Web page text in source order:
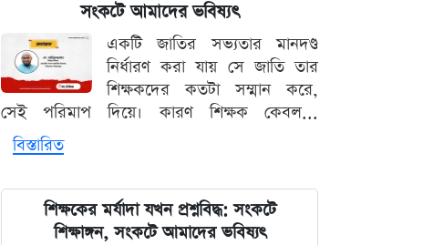
তুরস্ক-সৌদি-পাকিস্তান চুক্তি কি নতুন
সামরিক জোট? যা বললেন এরদোগান
ইরানকে যে শর্ত দিল যুক্তরাষ্ট্র, যেটা
প্রথম mRNA ফ্লু টিকা অনুমোদন, কারা
নিতে পারবেন
সংকটে আমাদের ভবিষ্যৎ
একটি জাতির সভ্যতার মানদণ্ড
নির্ধারণ করা যায় সে জাতি তার
শিক্ষকদের কতটা সম্মান করে,
সেই পরিমাপ দিয়ে। কারণ শিক্ষক কেবল...
বিস্তারিত
শিক্ষকের মর্যাদা যখন প্রশ্নবিদ্ধ: সংকটে
শিক্ষাঙ্গন, সংকটে আমাদের ভবিষ্যৎ